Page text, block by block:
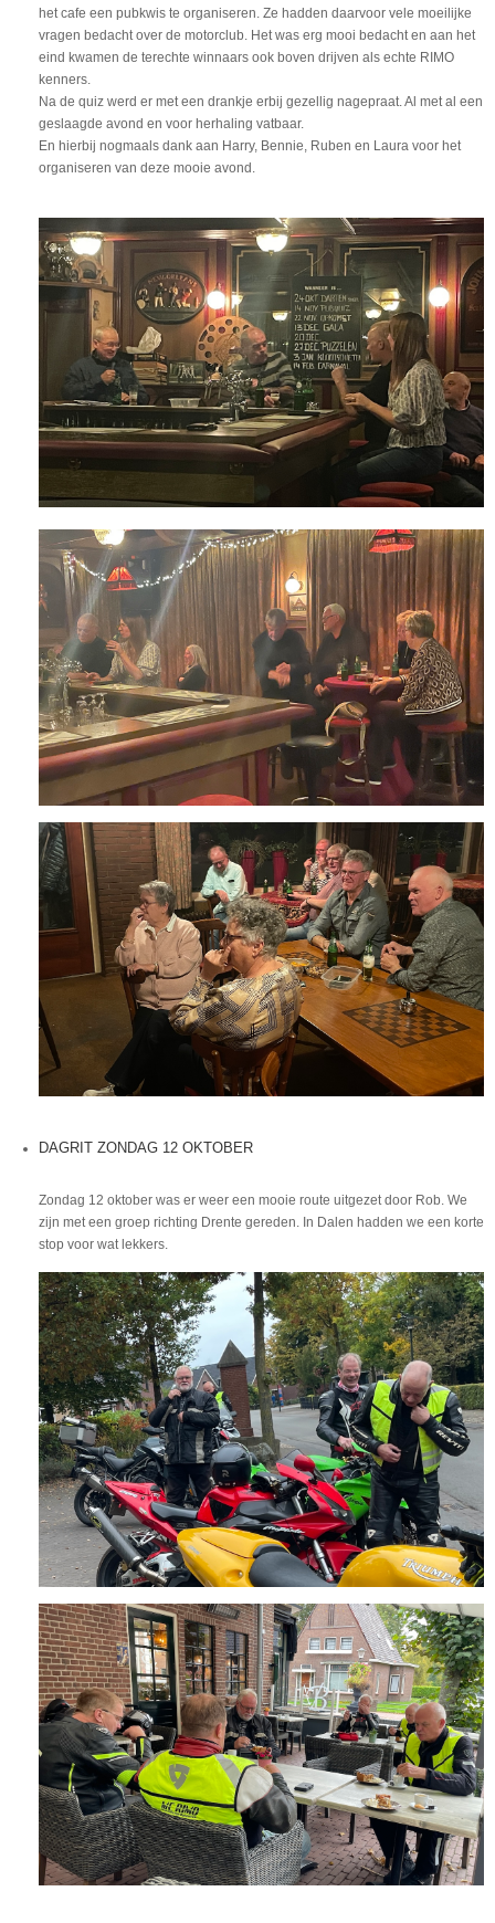
het cafe een pubkwis te organiseren. Ze hadden daarvoor vele moeilijke
vragen bedacht over de motorclub. Het was erg mooi bedacht en aan het
eind kwamen de terechte winnaars ook boven drijven als echte RIMO
kenners.
Na de quiz werd er met een drankje erbij gezellig nagepraat. Al met al een
geslaagde avond en voor herhaling vatbaar.
En hierbij nogmaals dank aan Harry, Bennie, Ruben en Laura voor het
organiseren van deze mooie avond.
DAGRIT ZONDAG 12 OKTOBER
Zondag 12 oktober was er weer een mooie route uitgezet door Rob. We
zijn met een groep richting Drente gereden. In Dalen hadden we een korte
stop voor wat lekkers.